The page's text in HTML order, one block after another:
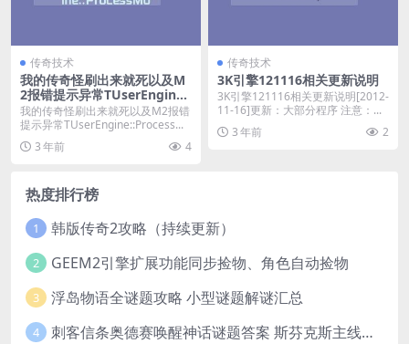
传奇技术
我的传奇怪刷出来就死以及M
2报错提示异常TUserEngine::
ProcessMonsters8
我的传奇怪刷出来就死以及M2报错
提示异常TUserEngine::Process...
3 年前
4
传奇技术
3K引擎121116相关更新说明
3K引擎121116相关更新说明[2012-
11-16]更新：大部分程序 注意：...
3 年前
2
热度排行榜
1 韩版传奇2攻略（持续更新）
2 GEEM2引擎扩展功能同步捡物、角色自动捡物
3 浮岛物语全谜题攻略 小型谜题解谜汇总
4 刺客信条奥德赛唤醒神话谜题答案 斯芬克斯主线攻略